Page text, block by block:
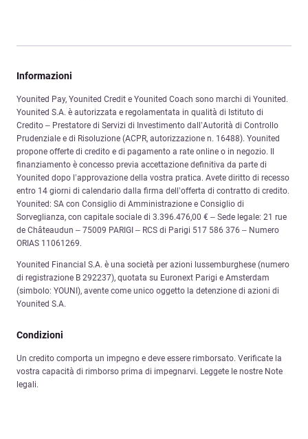
Informazioni
Younited Pay, Younited Credit e Younited Coach sono marchi di Younited.
Younited S.A. è autorizzata e regolamentata in qualità di Istituto di
Credito – Prestatore di Servizi di Investimento dall’Autorità di Controllo
Prudenziale e di Risoluzione (ACPR, autorizzazione n. 16488). Younited
propone offerte di credito e di pagamento a rate online o in negozio. Il
finanziamento è concesso previa accettazione definitiva da parte di
Younited dopo l’approvazione della vostra pratica. Avete diritto di recesso
entro 14 giorni di calendario dalla firma dell’offerta di contratto di credito.
Younited: SA con Consiglio di Amministrazione e Consiglio di
Sorveglianza, con capitale sociale di 3.396.476,00 € – Sede legale: 21 rue
de Châteaudun – 75009 PARIGI – RCS di Parigi 517 586 376 – Numero
ORIAS 11061269.
Younited Financial S.A. è una società per azioni lussemburghese (numero
di registrazione B 292237), quotata su Euronext Parigi e Amsterdam
(simbolo: YOUNI), avente come unico oggetto la detenzione di azioni di
Younited S.A.
Condizioni
Un credito comporta un impegno e deve essere rimborsato. Verificate la
vostra capacità di rimborso prima di impegnarvi. Leggete le nostre Note
legali.